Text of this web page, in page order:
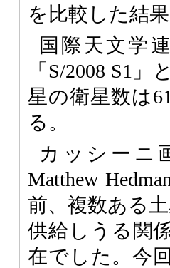
を比較した結
国際天文学
「S/2008 S1
星の衛星数は
る。
カッシーニ
Matthew
前、複数ある
供給しうる関
在でした。今